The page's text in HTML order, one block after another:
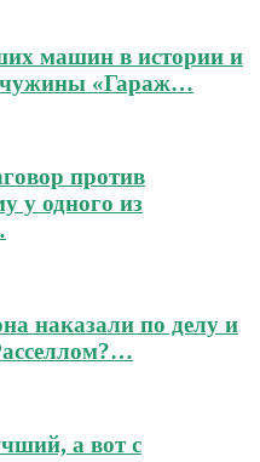
машин в истории и
«Гараж…
против
у одного из
наказали по делу и
а вот с